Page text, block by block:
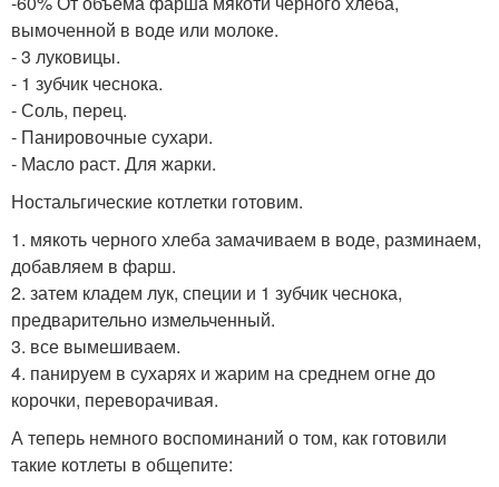
вымоченной в воде или молоке.
- 3 луковицы.
- 1 зубчик чеснока.
- Соль, перец.
- Панировочные сухари.
- Масло раст. Для жарки.
Ностальгические котлетки готовим.
1. мякоть черного хлеба замачиваем в воде, разминаем,
добавляем в фарш.
2. затем кладем лук, специи и 1 зубчик чеснока,
предварительно измельченный.
3. все вымешиваем.
4. панируем в сухарях и жарим на среднем огне до
корочки, переворачивая.
А теперь немного воспоминаний о том, как готовили
такие котлеты в общепите: